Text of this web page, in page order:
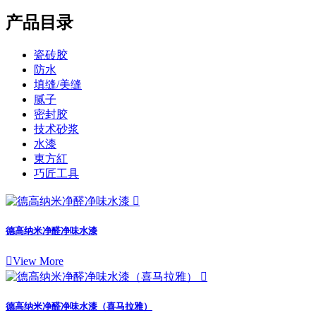
产品目录
瓷砖胶
防水
填缝/美缝
腻子
密封胶
技术砂浆
水漆
東方紅
巧匠工具

德高纳米净醛净味水漆
View More

德高纳米净醛净味水漆（喜马拉雅）